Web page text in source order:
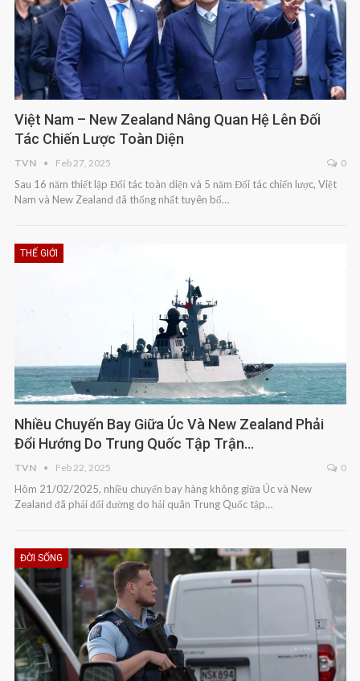
Việt Nam – New Zealand Nâng Quan Hệ Lên Đối
Tác Chiến Lược Toàn Diện
TVN Feb 27, 2025 0
Sau 16 năm thiết lập Đối tác toàn diện và 5 năm Đối tác chiến lược, Việt
Nam và New Zealand đã thống nhất tuyên bố…
THẾ GIỚI
Nhiều Chuyến Bay Giữa Úc Và New Zealand Phải
Đổi Hướng Do Trung Quốc Tập Trận…
TVN Feb 22, 2025 0
Hôm 21/02/2025, nhiều chuyến bay hàng không giữa Úc và New
Zealand đã phải đổi đường do hải quân Trung Quốc tập…
ĐỜI SỐNG